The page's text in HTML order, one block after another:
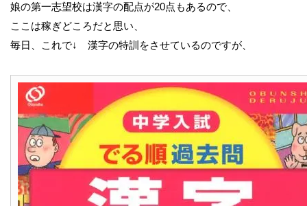
娘の第一志望校は漢字の配点が20点もあるので、
ここは稼ぎどころだと思い、
毎日、これで↓ 漢字の特訓をさせているのですが、